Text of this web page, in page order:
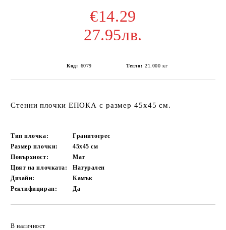
€14.29
27.95лв.
Код: 6079 Тегло: 21.000 кг
Стенни плочки ЕПОКА с размер 45х45 см.
Тип плочка:
Гранитогрес
Размер плочки:
45x45см
Повърхност:
Мат
Цвят на плочката:
Натурален
Дизайн:
Камък
Ректифициран:
Да
В наличност